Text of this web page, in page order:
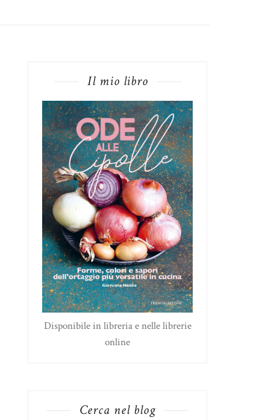
Il mio libro
Disponibile in libreria e nelle librerie
online
Cerca nel blog